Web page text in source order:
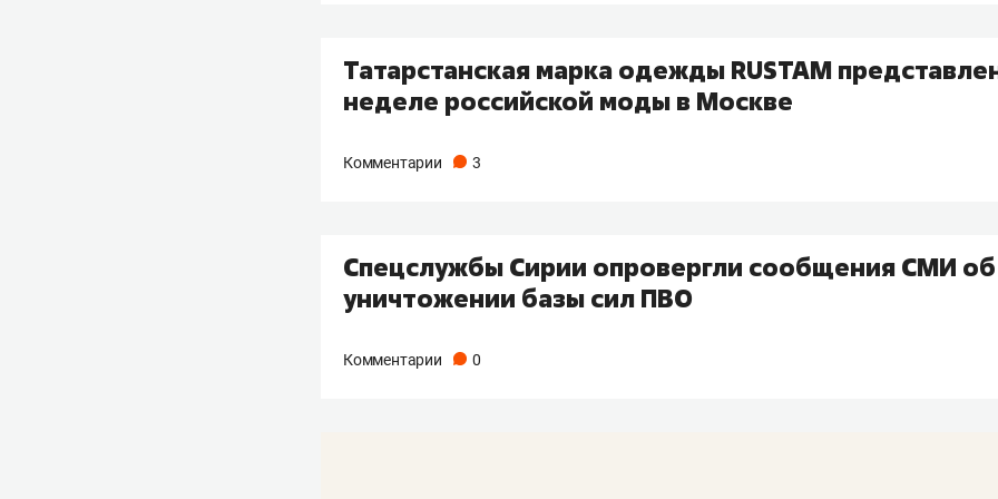
Татарстанская марка одежды RUSTAM
неделе российской моды в Москве
Комментарии 3
Спецслужбы Сирии опровергли сообщения СМИ об
уничтожении базы сил ПВО
Комментарии 0